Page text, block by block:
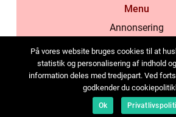
Menu
Annonsering
Cookies
Kontakta oss
Sitemap
På vores website bruges cookies til at
statistik og personalisering af indhold
information deles med tredjepart. Ved
godkender du
Ok